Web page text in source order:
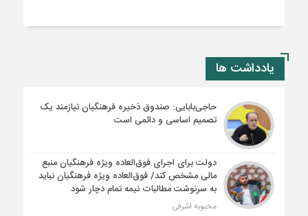
یادداشت ها
حاجی‌بابایی: صندوق ذخیره فرهنگیان نیازمند یک
تصمیم اساسی و دائمی است
دولت برای اجرای فوق‌العاده ویژه فرهنگیان منبع
مالی مشخص کند/ فوق‌العاده ویژه فرهنگیان نباید
به سرنوشت مطالبات نیمه‌ تمام دچار شود
محبوبه اشرفی